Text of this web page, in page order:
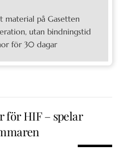
material på Gasetten
utan bindningstid
för 30 dagar
för HIF – spelar